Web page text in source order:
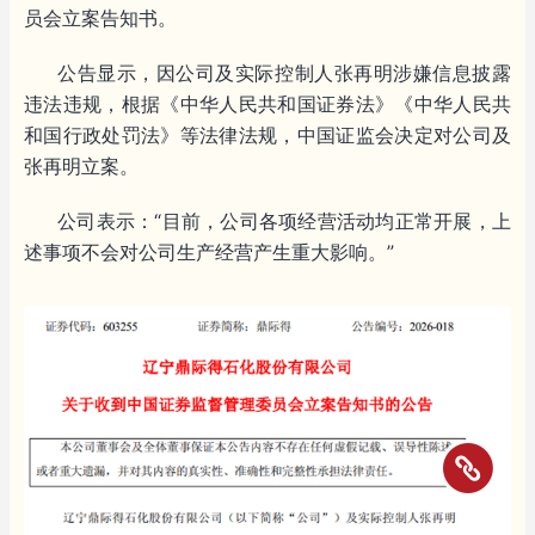
员会立案告知书。
公告显示，因公司及实际控制人张再明涉嫌信息披露
违法违规，根据《中华人民共和国证券法》《中华人民共
和国行政处罚法》等法律法规，中国证监会决定对公司及
张再明立案。
公司表示：“目前，公司各项经营活动均正常开展，上
述事项不会对公司生产经营产生重大影响。”